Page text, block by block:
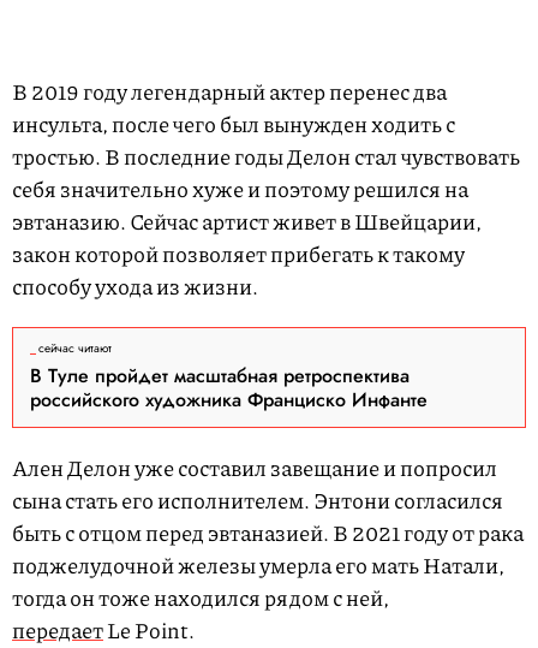
В 2019 году легендарный актер перенес два
инсульта, после чего был вынужден ходить с
тростью. В последние годы Делон стал чувствовать
себя значительно хуже и поэтому решился на
эвтаназию. Сейчас артист живет в Швейцарии,
закон которой позволяет прибегать к такому
способу ухода из жизни.
сейчас читают
В Туле пройдет масштабная ретроспектива
российского художника Франциско Инфанте
Ален Делон уже составил завещание и попросил
сына стать его исполнителем. Энтони согласился
быть с отцом перед эвтаназией. В 2021 году от рака
поджелудочной железы умерла его мать Натали,
тогда он тоже находился рядом с ней,
передаетLe Point.